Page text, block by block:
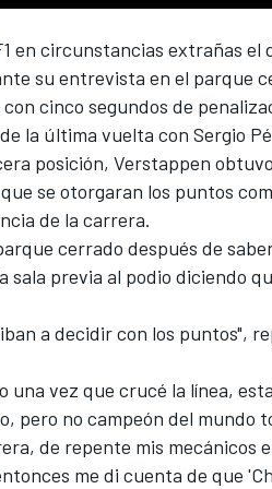
en circunstancias extrañas el
su entrevista en el parque
con cinco segundos de
la última vuelta con Sergio
posición, Verstappen
se otorgaran los puntos
de la carrera.
cerrado después de
previa al podio diciendo
a decidir con los puntos",
vez que crucé la línea,
pero no campeón del mundo
de repente mis mecánicos
me di cuenta de que